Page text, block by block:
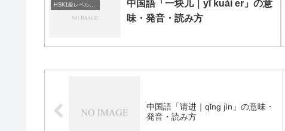
中国語「一块儿｜yī kuài er」の意
味・発音・読み方
中国語「请进｜qǐng jìn」の意味・
発音・読み方